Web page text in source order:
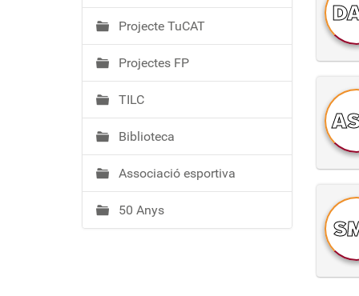
Projecte TuCAT
Projectes FP
TILC
Biblioteca
Associació esportiva
50 Anys